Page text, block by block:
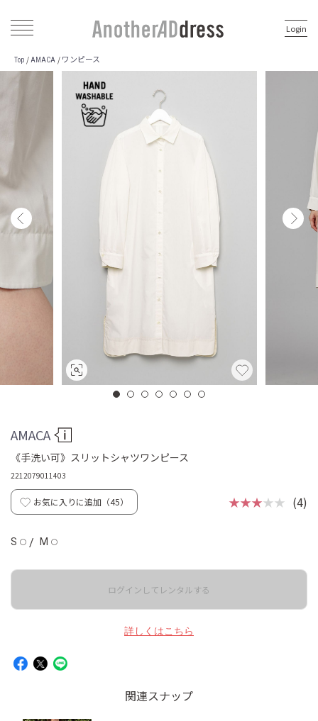
Login
Top / AMACA / ワンピース
AMACA
《手洗い可》スリットシャツワンピース
2212079011403
お気に入りに追加（45） ★★★★★ (4)
S ◯ / M ◯
ログインしてレンタルする
詳しくはこちら
関連スナップ